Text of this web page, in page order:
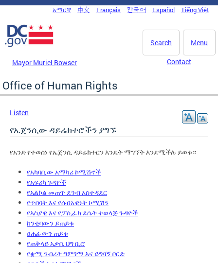
Skip to main content
DC Agency Top Menu
አማርኛ 中文 Français 한국어 Español Tiếng Việt
Menu
Search
Mayor Muriel Bowser Contact
Office of Human Rights
Listen
የኤጀንሲው ዳይሬክተሮችን ያግኙ
የአንድ የተወሰነ የኤጀንሲ ዳይሬክተርን እንዴት ማግኘት እንደሚችሉ ይወቁ።
የአካባቢው አማካሪ ኮሚሽኖች
የአፍሪካ ጉዳዮች
የአልኮል መጠጥ ደንብ አስተዳደር
የጥበባት እና የሰብአዊነት ኮሚሽን
የእስያዊ እና የፓሲፊክ ደሴት ተወላጅ ጉዳዮች
ከንቲባውን ይጠይቁ
ፀሐፊውን ጠይቁ
የጠቅላይ አቃቤ ህግ ቢሮ
የቋሚ ንብረት ግምገማ እና ይግባኝ ቦርድ